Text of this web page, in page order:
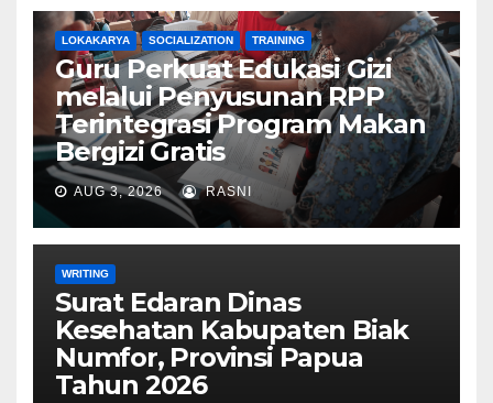
LOKAKARYA SOCIALIZATION TRAINING
Guru Perkuat Edukasi Gizi
melalui Penyusunan RPP
Terintegrasi Program Makan
Bergizi Gratis
AUG 3, 2026 RASNI
WRITING
Surat Edaran Dinas
Kesehatan Kabupaten Biak
Numfor, Provinsi Papua
Tahun 2026